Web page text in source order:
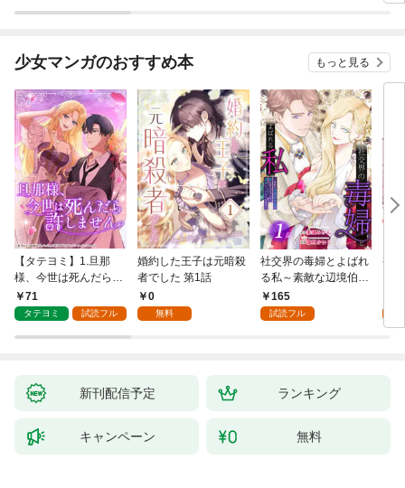
少女マンガのおすすめ本 もっと見る
【タテヨミ】1.旦那
様、今世は死んだら許
しません
71
タテヨミ 試読フル
婚約した王子は元暗殺
者でした 第1話
0
無料
社交界の毒婦とよばれ
る私～素敵な辺境伯令
息に腕を折られたの
で、責任とってもらい
165
試読フル
視
新刊配信予定 ランキング
キャンペーン 無料